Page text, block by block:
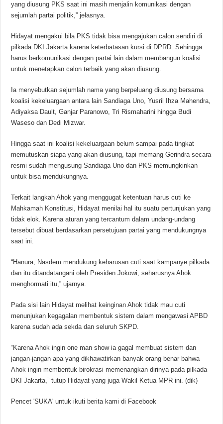
yang diusung PKS saat ini masih menjalin komunikasi dengan
sejumlah partai politik,” jelasnya.
Hidayat mengakui bila PKS tidak bisa mengajukan calon sendiri di
pilkada DKI Jakarta karena keterbatasan kursi di DPRD. Sehingga
harus berkomunikasi dengan partai lain dalam membangun koalisi
untuk menetapkan calon terbaik yang akan diusung.
Ia menyebutkan sejumlah nama yang berpeluang diusung bersama
koalisi kekeluargaan antara lain Sandiaga Uno, Yusril Ihza Mahendra,
Adiyaksa Dault, Ganjar Paranowo, Tri Rismaharini hingga Budi
Waseso dan Dedi Mizwar.
Hingga saat ini koalisi kekeluargaan belum sampai pada tingkat
memutuskan siapa yang akan diusung, tapi memang Gerindra secara
resmi sudah mengusung Sandiaga Uno dan PKS memungkinkan
untuk bisa mendukungnya.
Terkait langkah Ahok yang menggugat ketentuan harus cuti ke
Mahkamah Konstitusi, Hidayat menilai hal itu suatu pertunjukan yang
tidak elok. Karena aturan yang tercantum dalam undang-undang
tersebut dibuat berdasarkan persetujuan partai yang mendukungnya
saat ini.
“Hanura, Nasdem mendukung keharusan cuti saat kampanye pilkada
dan itu ditandatangani oleh Presiden Jokowi, seharusnya Ahok
menghormati itu,” ujarnya.
Pada sisi lain Hidayat melihat keinginan Ahok tidak mau cuti
menunjukan kegagalan membentuk sistem dalam mengawasi APBD
karena sudah ada sekda dan seluruh SKPD.
“Karena Ahok ingin one man show ia gagal membuat sistem dan
jangan-jangan apa yang dikhawatirkan banyak orang benar bahwa
Ahok ingin membentuk birokrasi memenangkan dirinya pada pilkada
DKI Jakarta,” tutup Hidayat yang juga Wakil Ketua MPR ini. (dik)
Pencet 'SUKA' untuk ikuti berita kami di Facebook